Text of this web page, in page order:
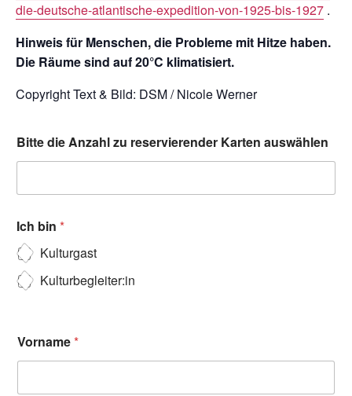
die-deutsche-atlantische-expedition-von-1925-bis-1927 .
Hinweis für Menschen, die Probleme mit Hitze haben.
Die Räume sind auf 20°C klimatisiert.
Copyright Text & Bild: DSM / Nicole Werner
Bitte die Anzahl zu reservierender Karten auswählen
Ich bin *
Kulturgast
Kulturbegleiter:in
Vorname*